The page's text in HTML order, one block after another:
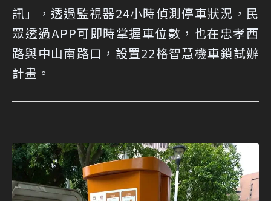
訊」，透過監視器24小時偵測停車狀況，民
眾透過APP可即時掌握車位數，也在忠孝西
路與中山南路口，設置22格智慧機車鎖試辦
計畫。